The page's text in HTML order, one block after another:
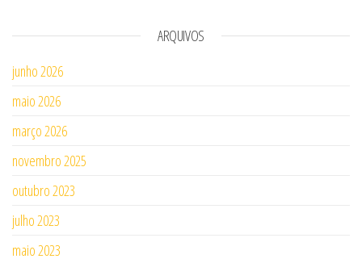
ARQUIVOS
junho 2026
maio 2026
março 2026
novembro 2025
outubro 2023
julho 2023
maio 2023